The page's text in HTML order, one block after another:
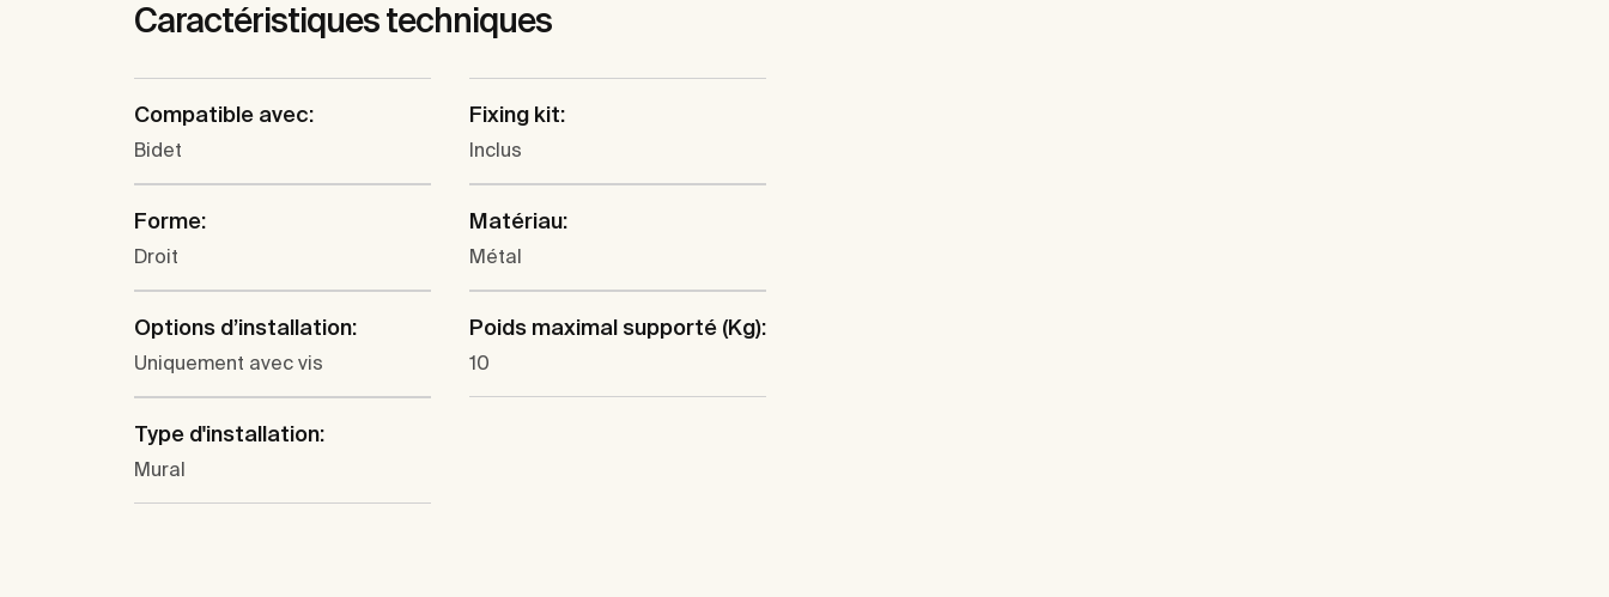
Caractéristiques techniques
Compatible avec:
Bidet
Fixing kit:
Inclus
Forme:
Droit
Matériau:
Métal
Options d’installation:
Uniquement avec vis
Poids maximal supporté (Kg):
10
Type d'installation:
Mural